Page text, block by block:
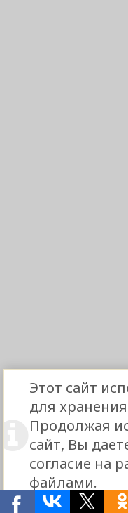
Этот сайт
для
Продолжая
сайт, Вы
согласие на
файлами.